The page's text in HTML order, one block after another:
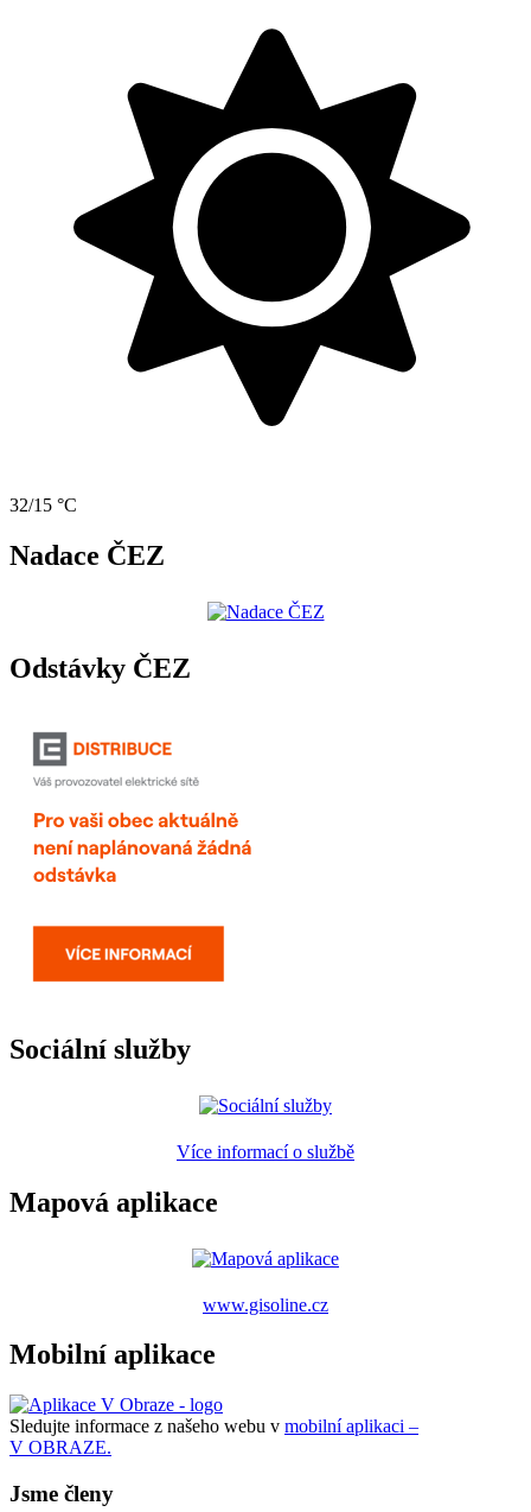
32/15 °C
Nadace ČEZ
Odstávky ČEZ
Sociální služby
Více informací o službě
Mapová aplikace
www.gisoline.cz
Mobilní aplikace
Sledujte informace z našeho webu v mobilní aplikaci –
V OBRAZE.
Jsme členy